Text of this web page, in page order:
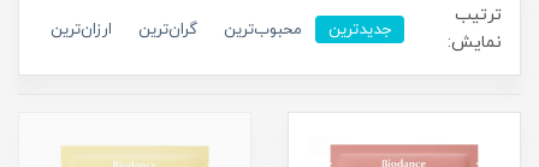
ترتیب
نمایش:
جدیدترین محبوب‌ترین گران‌ترین ارزان‌ترین